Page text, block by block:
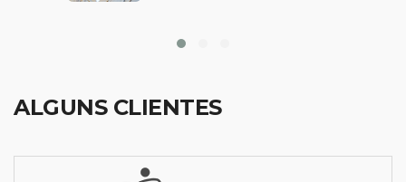
ALGUNS CLIENTES